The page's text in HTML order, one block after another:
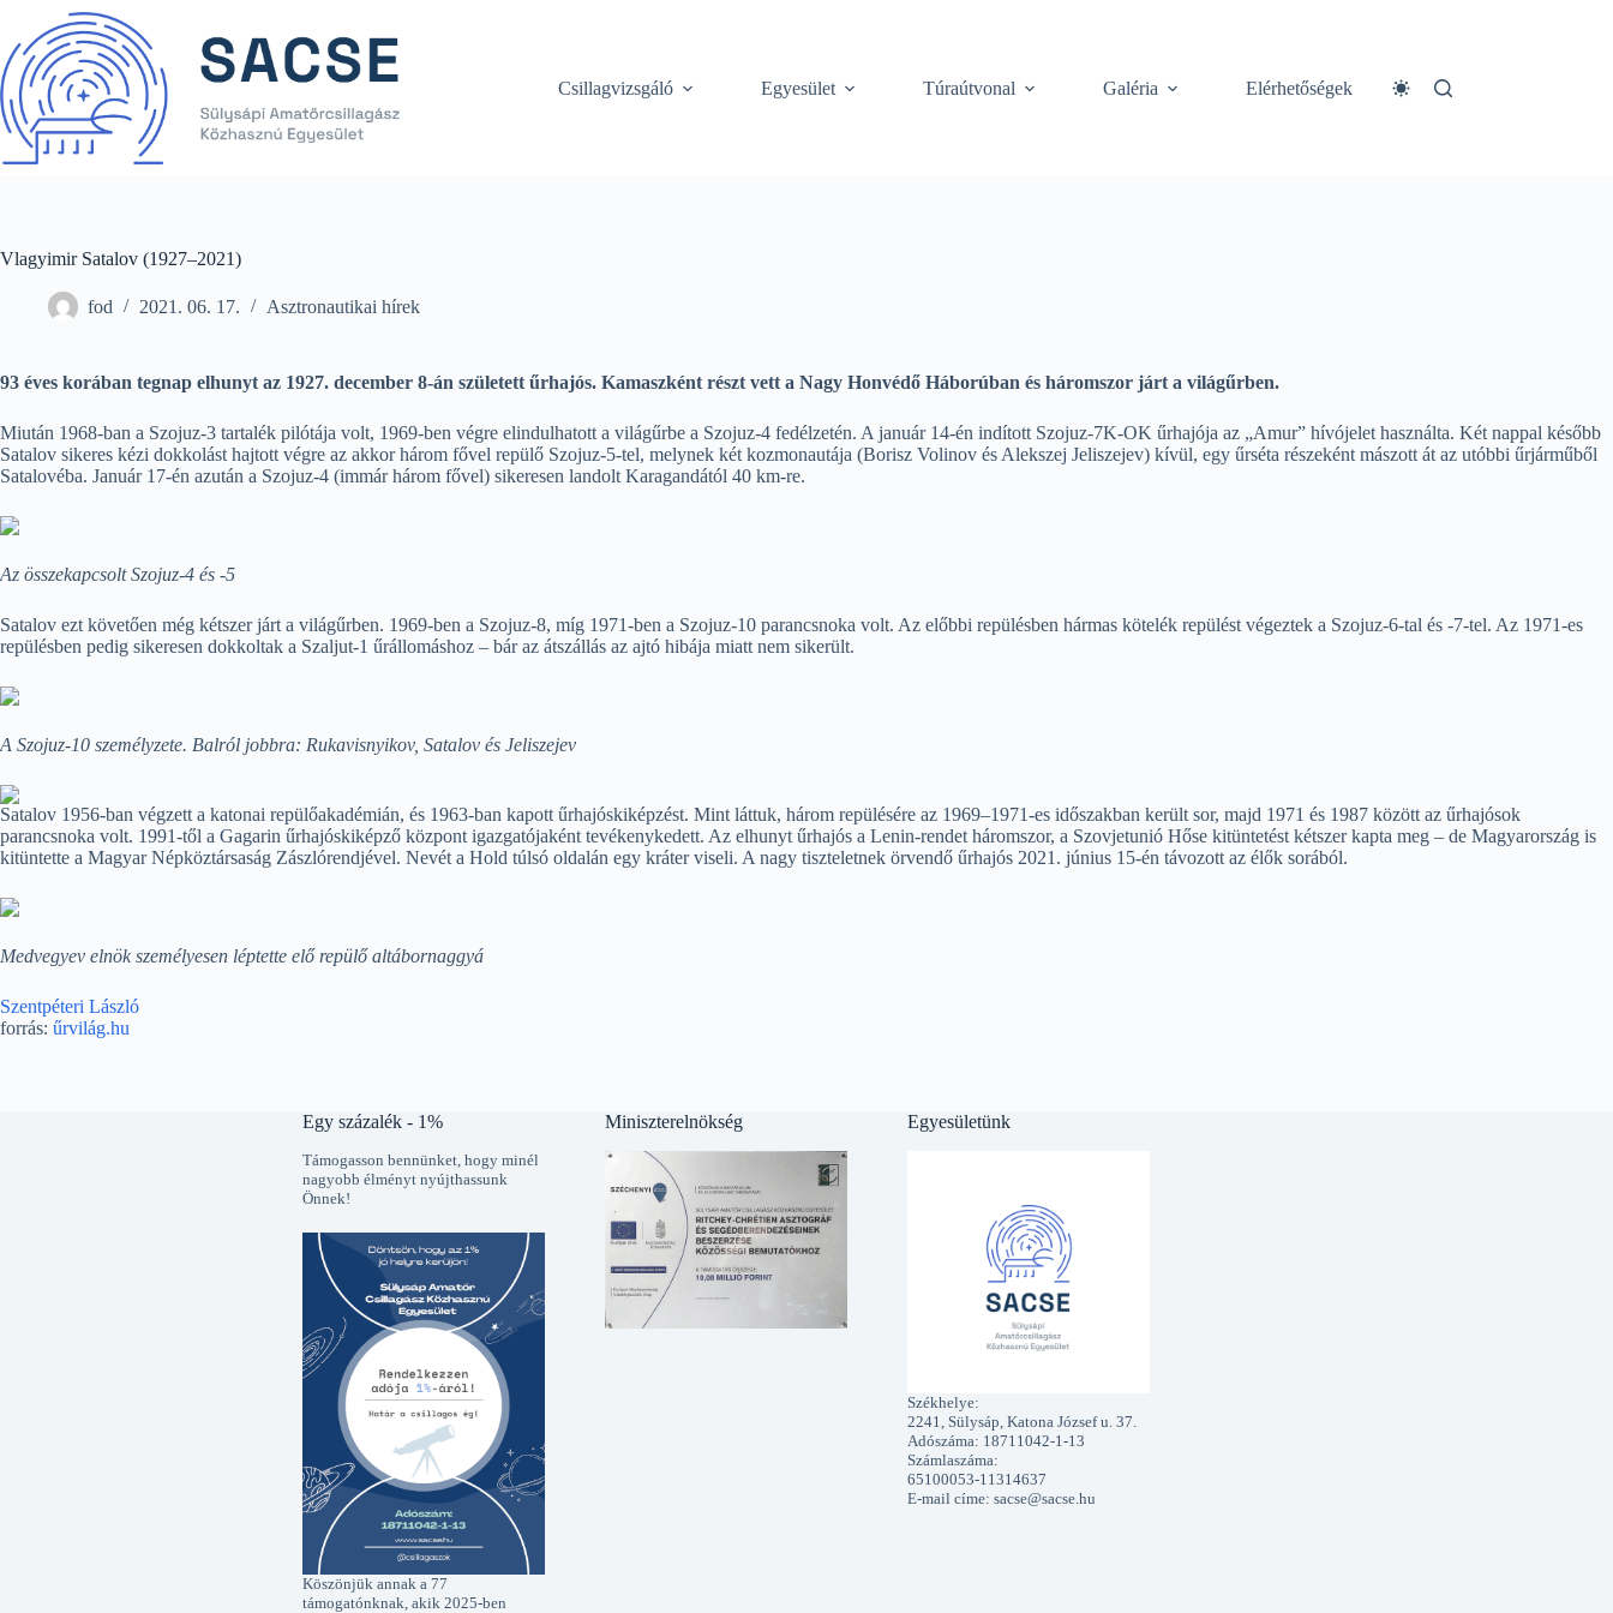
content
Csillagvizsgáló
Egyesület Túraútvonal Galéria Elérhetőségek
Vlagyimir Satalov (1927–2021)
fod 2021. 06. 17. Asztronautikai hírek
93 éves korában tegnap elhunyt az 1927. december 8-án született űrhajós. Kamaszként részt vett a Nagy Honvédő Háborúban és háromszor járt a világűrben.
Miután 1968-ban a Szojuz-3 tartalék pilótája volt, 1969-ben végre elindulhatott a világűrbe a Szojuz-4 fedélzetén. A január 14-én indított Szojuz-7K-OK űrhajója az „Amur” hívójelet használta. Két nappal később
Satalov sikeres kézi dokkolást hajtott végre az akkor három fővel repülő Szojuz-5-tel, melynek két kozmonautája (Borisz Volinov és Alekszej Jeliszejev) kívül, egy űrséta részeként mászott át az utóbbi űrjárműből
Satalovéba. Január 17-én azután a Szojuz-4 (immár három fővel) sikeresen landolt Karagandától 40 km-re.
Az összekapcsolt Szojuz-4 és -5
Satalov ezt követően még kétszer járt a világűrben. 1969-ben a Szojuz-8, míg 1971-ben a Szojuz-10 parancsnoka volt. Az előbbi repülésben hármas kötelék repülést végeztek a Szojuz-6-tal és -7-tel. Az 1971-es
repülésben pedig sikeresen dokkoltak a Szaljut-1 űrállomáshoz – bár az átszállás az ajtó hibája miatt nem sikerült.
A Szojuz-10 személyzete. Balról jobbra: Rukavisnyikov, Satalov és Jeliszejev
Satalov 1956-ban végzett a katonai repülőakadémián, és 1963-ban kapott űrhajóskiképzést. Mint láttuk, három repülésére az 1969–1971-es időszakban került sor, majd 1971 és 1987 között az űrhajósok
parancsnoka volt. 1991-től a Gagarin űrhajóskiképző központ igazgatójaként tevékenykedett. Az elhunyt űrhajós a Lenin-rendet háromszor, a Szovjetunió Hőse kitüntetést kétszer kapta meg – de Magyarország is
kitüntette a Magyar Népköztársaság Zászlórendjével. Nevét a Hold túlsó oldalán egy kráter viseli. A nagy tiszteletnek örvendő űrhajós 2021. június 15-én távozott az élők sorából.
Medvegyev elnök személyesen léptette elő repülő altábornaggyá
Szentpéteri László
forrás: űrvilág.hu
Egy százalék - 1%
Támogasson bennünket, hogy minél
nagyobb élményt nyújthassunk
Önnek!
Köszönjük annak a 77
támogatónknak, akik 2025-ben
Miniszterelnökség Egyesületünk
Székhelye:
2241, Sülysáp, Katona József u. 37.
Adószáma: 18711042-1-13
Számlaszáma:
65100053-11314637
E-mail címe: sacse@sacse.hu